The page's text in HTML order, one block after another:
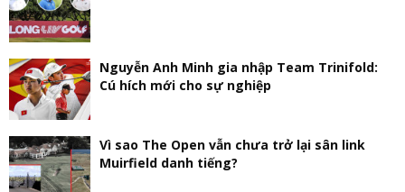
Nguyễn Anh Minh gia nhập Team Trinifold:
Cú hích mới cho sự nghiệp
Vì sao The Open vẫn chưa trở lại sân link
Muirfield danh tiếng?